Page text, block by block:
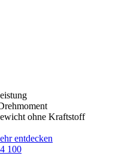
ohne Kraftstoff
entdecken
100